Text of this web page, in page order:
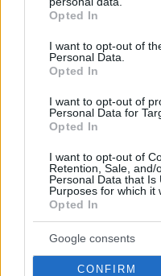
grant or deny consent to
use your data for below
consent section.
Opted In
I want to opt-out of
Personal Data.
Opted In
I want to opt-out of
Personal Data for
Opted In
I want to opt-out of
Retention, Sale, and/
Personal Data that Is
Purposes for which it
Opted In
Google consents
CONFIRM
παραγωγή, τότε
Δείτε ποια είναι τα
πριν 14 λεπτά
Πέντε λόγοι που η Kelly
πριν 14 λεπτά
Ζωμός πλούσιος σε
πριν 14 λεπτά
4 εκδρομές στην
τα Σαββατοκύριακα του
πριν 17 λεπτά